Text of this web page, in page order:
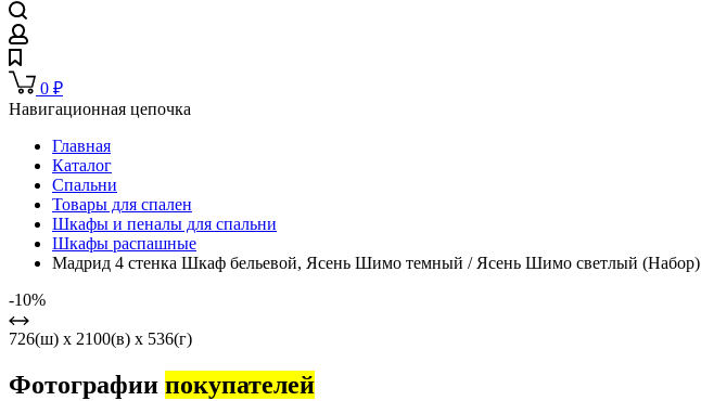
0 ₽
Навигационная цепочка
Главная
Каталог
Спальни
Товары для спален
Шкафы и пеналы для спальни
Шкафы распашные
Мадрид 4 стенка Шкаф бельевой, Ясень Шимо темный / Ясень Шимо светлый (Набор)
-10%
726(ш) x 2100(в) x 536(г)
Фотографии покупателей